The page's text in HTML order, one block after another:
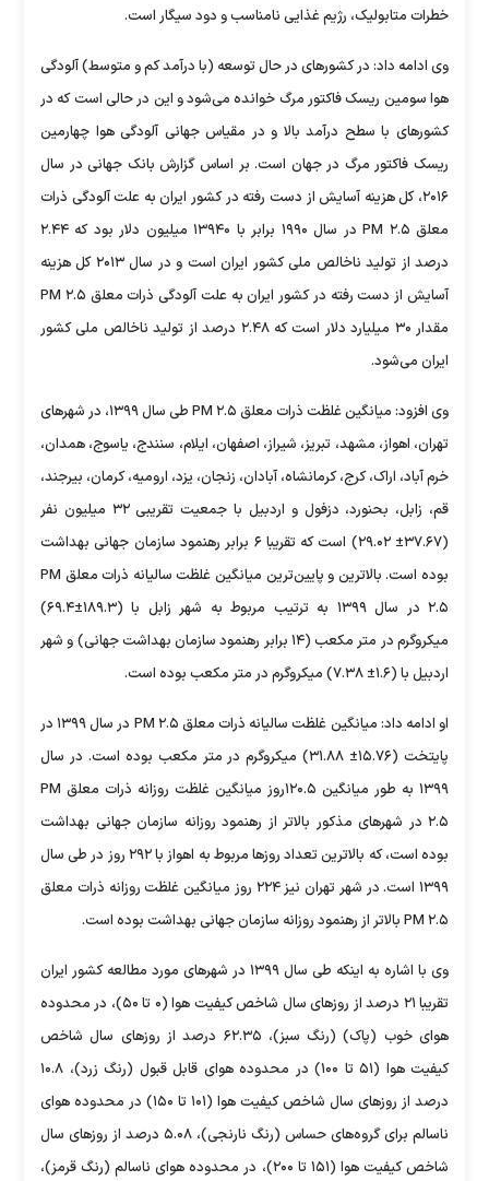
خطرات متابولیک، رژیم غذایی نامناسب و دود سیگار است.
وی ادامه داد: در کشور‌های در حال توسعه (با درآمد کم و متوسط) آلودگی
هوا سومین ریسک فاکتور مرگ خوانده می‌شود و این در حالی است که در
کشور‌های با سطح درآمد بالا و در مقیاس جهانی آلودگی هوا چهارمین
ریسک فاکتور مرگ در جهان است. بر اساس گزارش بانک جهانی در سال
۲۰۱۶، کل هزینه آسایش از دست رفته در کشور ایران به علت آلودگی ذرات
معلق PM ۲.۵ در سال ۱۹۹۰ برابر با ۱۳۹۴۰ میلیون دلار بود که ۲.۴۴
درصد از تولید ناخالص ملی کشور ایران است و در سال ۲۰۱۳ کل هزینه
آسایش از دست رفته در کشور ایران به علت آلودگی ذرات معلق PM ۲.۵
مقدار ۳۰ میلیارد دلار است که ۲.۴۸ درصد از تولید ناخالص ملی کشور
ایران می‌شود.
وی افزود: میانگین غلظت ذرات معلق PM ۲.۵ طی سال ۱۳۹۹، در شهر‌های
تهران، اهواز، مشهد، تبریز، شیراز، اصفهان، ایلام، سنندج، یاسوج، همدان،
خرم آباد، اراک، کرج، کرمانشاه، آبادان، زنجان، یزد، ارومیه، کرمان، بیرجند،
قم، زابل، بحنورد، دزفول و اردبیل با جمعیت تقریبی ۳۲ میلیون نفر
(۳۷.۶۷± ۲۹.۰۲) است که تقریبا ۶ برابر رهنمود سازمان جهانی بهداشت
بوده است. بالاترین و پایین‌ترین میانگین غلظت سالیانه ذرات معلق PM
۲.۵ در سال ۱۳۹۹ به ترتیب مربوط به شهر زابل با (۱۸۹.۳±۶۹.۴)
میکروگرم در متر مکعب (۱۴ برابر رهنمود سازمان بهداشت جهانی) و شهر
اردبیل با (۱.۶± ۷.۳۸) میکروگرم در متر مکعب بوده است.
او ادامه داد: میانگین غلظت سالیانه ذرات معلق PM ۲.۵ در سال ۱۳۹۹ در
پایتخت (۱۵.۷۶± ۳۱.۸۸) میکروگرم در متر مکعب بوده است. در سال
۱۳۹۹ به طور میانگین ۱۲۰.۵روز میانگین غلظت روزانه ذرات معلق PM
۲.۵ در شهر‌های مذکور بالاتر از رهنمود روزانه سازمان جهانی بهداشت
بوده است، که بالاترین تعداد روز‌ها مربوط به اهواز با ۲۹۲ روز در طی سال
۱۳۹۹ است. در شهر تهران نیز ۲۲۴ روز میانگین غلظت روزانه ذرات معلق
PM ۲.۵ بالاتر از رهنمود روزانه سازمان جهانی بهداشت بوده است.
وی با اشاره به اینکه طی سال ۱۳۹۹ در شهر‌های مورد مطالعه کشور ایران
تقریبا ۲۱ درصد از روز‌های سال شاخص کیفیت هوا (۰ تا ۵۰)، در محدوده
هوای خوب (پاک) (رنگ سبز)، ۶۲.۳۵ درصد از روز‌های سال شاخص
کیفیت هوا (۵۱ تا ۱۰۰) در محدوده هوای قابل قبول (رنگ زرد)، ۱۰.۸
درصد از روز‌های سال شاخص کیفیت هوا (۱۰۱ تا ۱۵۰) در محدوده هوای
ناسالم برای گروه‌های حساس (رنگ نارنجی)، ۵.۰۸ درصد از روز‌های سال
شاخص کیفیت هوا (۱۵۱ تا ۲۰۰)، در محدوده هوای ناسالم (رنگ قرمز)،